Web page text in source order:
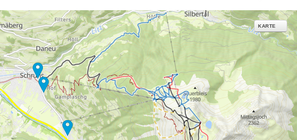
KARTE